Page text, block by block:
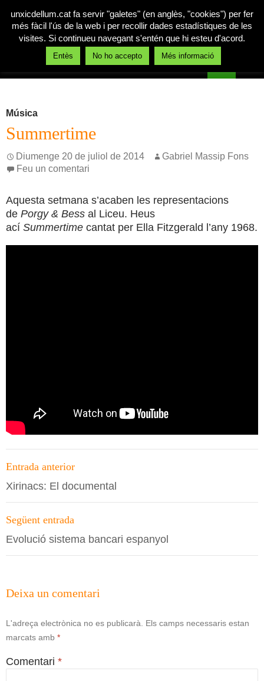
Un xic de llum
Música
Summertime
Diumenge 20 de juliol de 2014
Gabriel Massip Fons
Feu un comentari
Aquesta setmana s’acaben les representacions
de Porgy & Bess al Liceu. Heus
ací Summertime cantat per Ella Fitzgerald l’any 1968.
Navegació
per
les
entrades
Entrada anterior
Xirinacs: El documental
Següent entrada
Evolució sistema bancari espanyol
Deixa un comentari
L'adreça electrònica no es publicarà. Els camps necessaris estan
marcats amb *
Comentari *
unxicdellum.cat fa servir "galetes" (en anglès, "cookies") per fer
més fàcil l'ús de la web i per recollir dades estadístiques de les
visites. Si continueu navegant s'entén que hi esteu d'acord.
Entès No ho accepto Més informació